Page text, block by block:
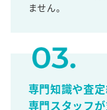
ません。
専門知識や査
専門スタッフ